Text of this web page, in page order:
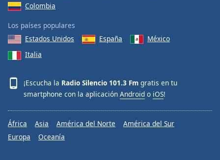
Colombia
Los países populares
Estados Unidos
España
México
Italia
¡Escucha la Radio Silencio 101.3 Fm gratis en tu
smartphone con la aplicación Android o iOS!
África Asia América del Norte
América del Sur
Europa
Oceanía